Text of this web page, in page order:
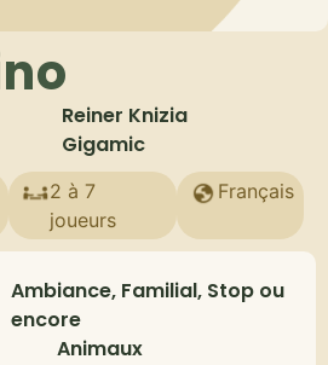
Reiner Knizia
Gigamic
2 à 7
joueurs
Français
Ambiance, Familial, Stop ou
encore
Animaux